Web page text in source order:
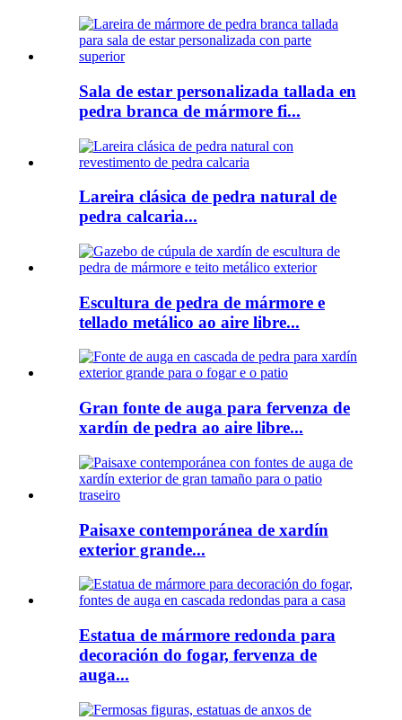
Sala de estar personalizada tallada en
pedra branca de mármore fi...
Lareira clásica de pedra natural de
pedra calcaria...
Escultura de pedra de mármore e
tellado metálico ao aire libre...
Gran fonte de auga para fervenza de
xardín de pedra ao aire libre...
Paisaxe contemporánea de xardín
exterior grande...
Estatua de mármore redonda para
decoración do fogar, fervenza de
auga...